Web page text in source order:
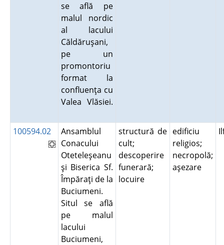
se află pe
malul nordic
al lacului
Căldăruşani,
pe un
promontoriu
format la
confluenţa cu
Valea Vlăsiei.
100594.02
Ansamblul
Conacului
Oteteleşeanu
şi Biserica Sf.
Împăraţi de la
Buciumeni.
Situl se află
pe malul
lacului
Buciumeni,
structură de
cult;
descoperire
funerară;
locuire
edificiu
religios;
necropolă;
aşezare